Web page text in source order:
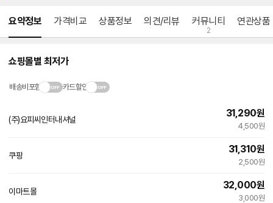
요약정보 가격비교 상품정보 의견/리뷰 커뮤니티
2
연관상품
쇼핑몰별 최저가
배송비포함 카드할인
(주)요피씨인터내셔널
31,290원
4,500원
쿠팡
31,310원
2,500원
이마트몰
32,000원
3,000원